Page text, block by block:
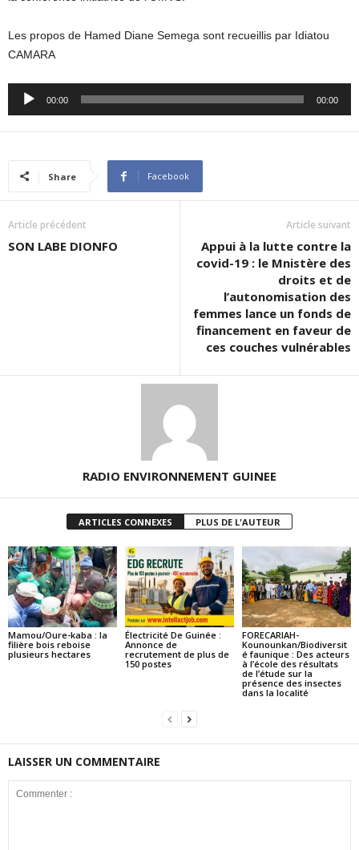
Les propos de Hamed Diane Semega sont recueillis par Idiatou
CAMARA
Audio
00:00 00:00
Share Facebook
Article précédent
SON LABE DIONFO
Article suivant
Appui à la lutte contre la
covid-19 : le Mnistère des
droits et de
l’autonomisation des
femmes lance un fonds de
financement en faveur de
ces couches vulnérables
RADIO ENVIRONNEMENT GUINEE
ARTICLES CONNEXES PLUS DE L'AUTEUR
Mamou/Oure-kaba : la
filière bois reboise
plusieurs hectares
Électricité De Guinée :
Annonce de
recrutement de plus de
150 postes
FORECARIAH-
Kounounkan/Biodiversit
é faunique : Des acteurs
à l’école des résultats
de l’étude sur la
présence des insectes
dans la localité
LAISSER UN COMMENTAIRE